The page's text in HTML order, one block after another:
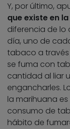
Y, por último,
que existe en
diferencia de lo
día, uno de
tabaco a través
se fuma con
cantidad al liar
engancharles.
la marihuana
consumo de
hábito de